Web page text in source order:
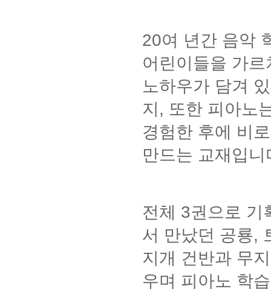
20여 년간 음악
어린이들을 가
노하우가 담겨
지, 또한 피아노
경험한 후에 비
만드는 교재입니
전체 3권으로 기
서 만났던 공룡,
지개 건반과 무
우며 피아노 학